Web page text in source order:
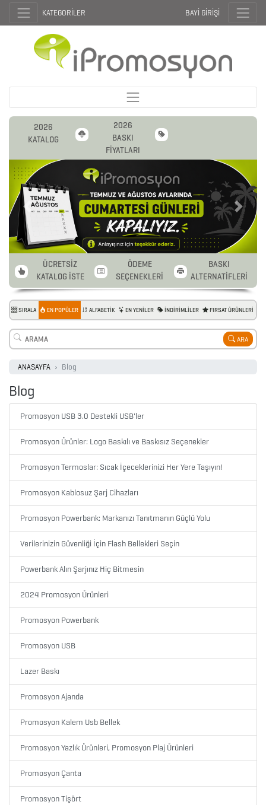
2026
PROMOSYON
AJANDA
2026
PROMOSYON
TAKVİM
ANAHTARLIK
ARABA
AKSESUARLARI
AYNALAR
BARDAK
&
FİNCAN
BARDAK
ALTLIKLARI
BİTKİ
YETİŞTİRME
ÜRÜNLERİ
KATEGORİLER BAYİ GİRİŞİ
2026
KATALOG
2026
BASKI
FİYATLARI
Previous Next
ÜCRETSİZ
KATALOG İSTE
ÖDEME
SEÇENEKLERİ
BASKI
ALTERNATİFLERİ
SIRALA EN POPÜLER ALFABETİK EN YENİLER İNDİRİMLİLER FIRSAT ÜRÜNLERİ
ARA
ANASAYFA Blog
Blog
Promosyon USB 3.0 Destekli USB'ler
Promosyon Ürünler: Logo Baskılı ve Baskısız Seçenekler
Promosyon Termoslar: Sıcak İçeceklerinizi Her Yere Taşıyın!
Promosyon Kablosuz Şarj Cihazları
Promosyon Powerbank: Markanızı Tanıtmanın Güçlü Yolu
Verilerinizin Güvenliği İçin Flash Bellekleri Seçin
Powerbank Alın Şarjınız Hiç Bitmesin
2024 Promosyon Ürünleri
Promosyon Powerbank
Promosyon USB
Lazer Baskı
Promosyon Ajanda
Promosyon Kalem Usb Bellek
Promosyon Yazlık Ürünleri, Promosyon Plaj Ürünleri
Promosyon Çanta
Promosyon Tişört